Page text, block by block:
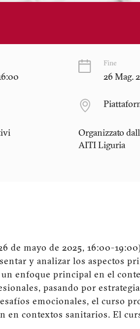
Fine
26 Mag.
Organizzato
AITI Liguria
de mayo de 2025, 16:00-
y analizar los aspectos
enfoque principal en el
pasando por
emocionales, el curso
en contextos sanitarios. El